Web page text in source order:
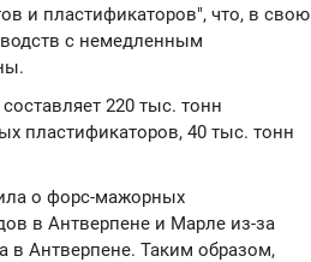
и пластификаторов", что, в свою
с немедленным
220 тыс. тонн
пластификаторов, 40 тыс. тонн
о форс-мажорных
в Антверпене и Марле из-за
в Антверпене. Таким образом,